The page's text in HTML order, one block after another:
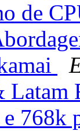
de
Latam
768k